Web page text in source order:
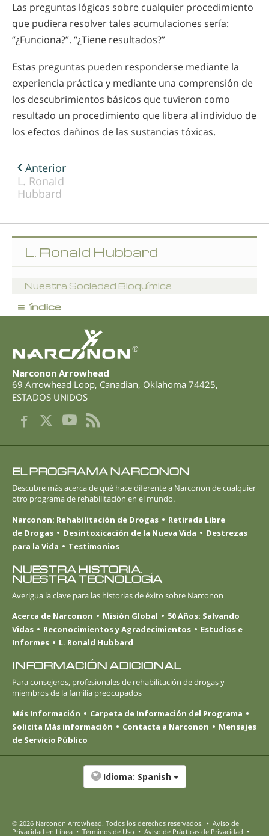
Las preguntas lógicas sobre cualquier procedimiento
que pudiera resolver tales acumulaciones sería:
“¿Funciona?”. “¿Tiene resultados?”
Estas preguntas pueden responderse mediante la
experiencia práctica y mediante una comprensión de
los descubrimientos básicos que tuvieron como
resultado un procedimiento que libera al individuo de
los efectos dañinos de las sustancias tóxicas.
Anterior
L. Ronald
Hubbard
L. Ronald Hubbard
Nuestra Sociedad Bioquímica
≡ índice
®
Narconon Arrowhead
69 Arrowhead Loop, Canadian, Oklahoma 74425,
ESTADOS UNIDOS
EL PROGRAMA NARCONON
Descubre más acerca de qué hace diferente a Narconon de cualquier
otro programa de rehabilitación en el mundo.
Narconon: Rehabilitación de Drogas
Retirada Libre
de Drogas
Desintoxicación de la Nueva Vida
Destrezas
para la Vida
Testimonios
NUESTRA HISTORIA.
NUESTRA TECNOLOGÍA
Averigua la clave para las historias de éxito sobre Narconon
Acerca de Narconon
Misión Global
50 Años: Salvando
Vidas
Reconocimientos y Agradecimientos
Estudios e
Informes
L. Ronald Hubbard
INFORMACIÓN ADICIONAL
Para consejeros, profesionales de rehabilitación de drogas y
miembros de la familia preocupados
Más Información
Carpeta de Información del Programa
Solicita Más información
Contacta a Narconon
Mensajes
de Servicio Público
Idioma: Spanish
© 2026 Narconon Arrowhead. Todos los derechos reservados. • Aviso de
Privacidad en Línea • Términos de Uso • Aviso de Prácticas de Privacidad •